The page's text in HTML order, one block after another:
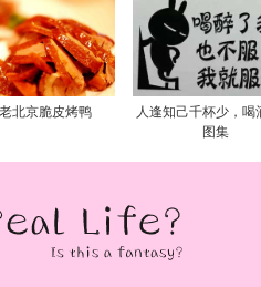
北京脆皮烤鸭
人逢知己千杯少，喝
图集